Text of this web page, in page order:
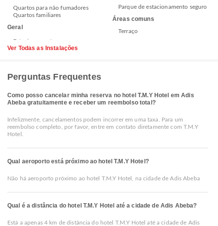
Quartos para não fumadores
Quartos familiares
Geral
Parque de estacionamento seguro
Áreas comuns
Terraço
Ver Todas as Instalações
Perguntas Frequentes
Como posso cancelar minha reserva no hotel T.M.Y Hotel em Adis
Abeba gratuitamente e receber um reembolso total?
Infelizmente, cancelamentos podem incorrer em uma taxa. Para um
reembolso completo, por favor, entre em contato diretamente com T.M.Y
Hotel.
Qual aeroporto está próximo ao hotel T.M.Y Hotel?
Não há aeroporto próximo ao hotel T.M.Y Hotel, na cidade de Adis Abeba
Qual é a distância do hotel T.M.Y Hotel até a cidade de Adis Abeba?
Está a apenas 4 km de distância do hotel T.M.Y Hotel até a cidade de Adis